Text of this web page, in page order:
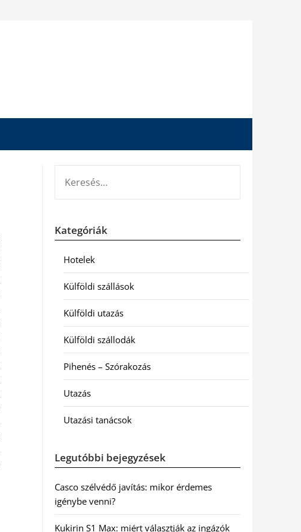
Kategóriák
Hotelek
Külföldi szállások
Külföldi utazás
Külföldi szállodák
Pihenés – Szórakozás
Utazás
Utazási tanácsok
Legutóbbi bejegyzések
Casco szélvédő javítás: mikor érdemes
igénybe venni?
Kukirin S1 Max: miért választják az ingázók